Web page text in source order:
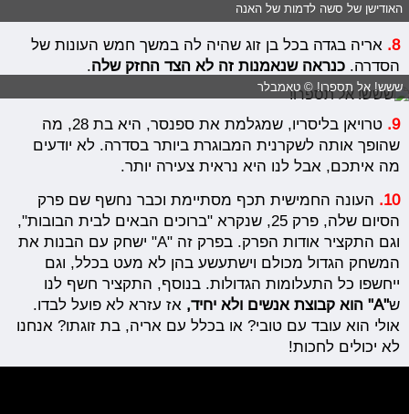
האודישן של סשה לדמות של האנה
8. אריה בגדה בכל בן זוג שהיה לה במשך חמש העונות של
הסדרה.כנראה שנאמנות זה לא הצד החזק שלה.
ששש! אל תספרו! © טאמבלר
9.
טרויאן בליסריו, שמגלמת את ספנסר, היא בת 28, מה
שהופך אותה לשקרנית המבוגרת ביותר בסדרה. לא יודעים
מה איתכם, אבל לנו היא נראית צעירה יותר.
10.
העונה החמישית תכף מסתיימת וכבר נחשף שם פרק
הסיום שלה, פרק 25, שנקרא "ברוכים הבאים לבית הבובות",
וגם התקציר אודות הפרק. בפרק זה "A" ישחק עם הבנות את
המשחק הגדול מכולם וישתעשע בהן לא מעט בכלל, וגם
ייחשפו כל התעלומות הגדולות. בנוסף, התקציר חשף לנו
ש"A" הוא קבוצת אנשים ולא יחיד,
אז עזרא לא פועל לבדו.
אולי הוא עובד עם טובי? או בכלל עם אריה, בת זוגתו? אנחנו
לא יכולים לחכות!